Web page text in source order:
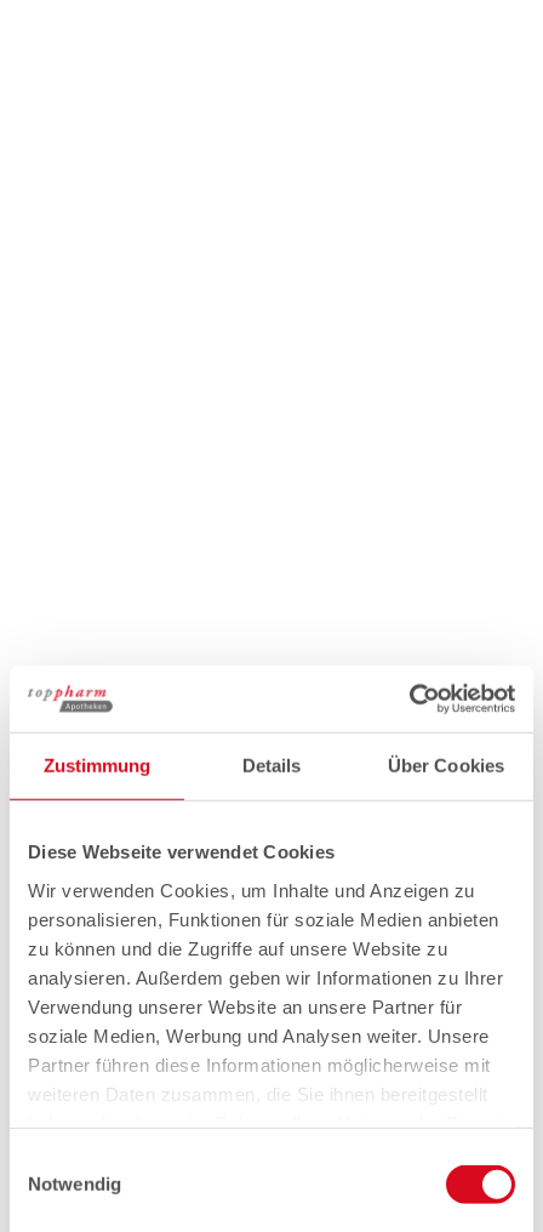
Zustimmung Details Über Cookies
Diese Webseite verwendet Cookies
Wir verwenden Cookies, um Inhalte und Anzeigen zu
personalisieren, Funktionen für soziale Medien anbieten
zu können und die Zugriffe auf unsere Website zu
analysieren. Außerdem geben wir Informationen zu Ihrer
Verwendung unserer Website an unsere Partner für
soziale Medien, Werbung und Analysen weiter. Unsere
Partner führen diese Informationen möglicherweise mit
weiteren Daten zusammen, die Sie ihnen bereitgestellt
Notwendig